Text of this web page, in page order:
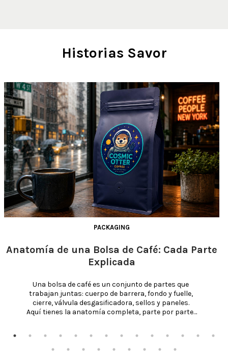
Historias Savor
PACKAGING
Anatomía de una Bolsa de Café: Cada Parte
Explicada
Una bolsa de café es un conjunto de partes que
trabajan juntas: cuerpo de barrera, fondo y fuelle,
cierre, válvula desgasificadora, sellos y paneles.
Aquí tienes la anatomía completa, parte por parte,